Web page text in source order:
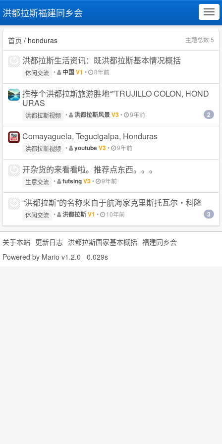
洪都拉斯福建同乡会
主题总数 5
首页 / honduras
洪都拉斯生活资讯：既洪都拉斯基本情况概括
休闲交流 • 中国V1 • 8年前
推荐个洪都拉斯旅游胜地“”TRUJILLO COLON, HOND
URAS
2
洪都拉斯视频 • 洪都拉斯风景V3 • 9年前
Comayaguela, Tegucigalpa, Honduras
洪都拉斯视频 • youtubeV3 • 9年前
开杂货的来看看啦。推荐点东西。。。
生意交流 • futsingV3 • 9年前
“洪都拉斯”的名称来自于航海家克里斯托瓦尔・科隆
3
休闲交流 • 洪都拉斯V1 • 10年前
关于本站 更新日志 洪都拉斯国家基本概括 福建同乡会
Powered by Mario v1.2.0 0.029s